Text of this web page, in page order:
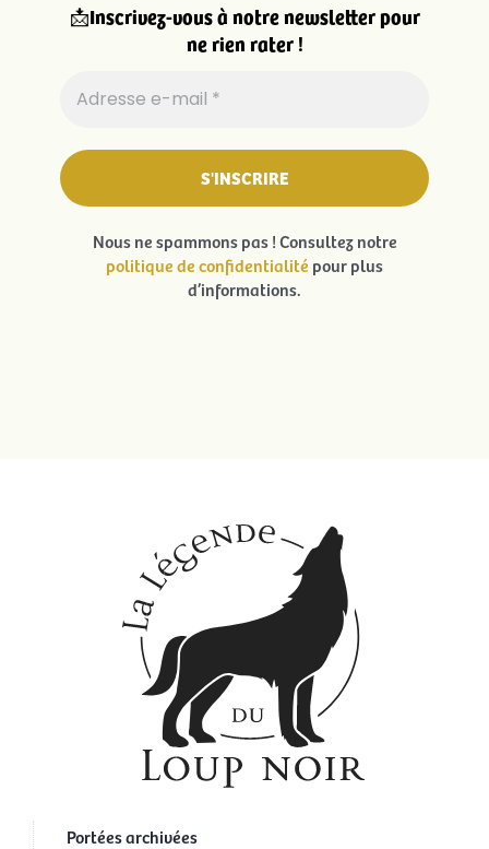
📩Inscrivez-vous à notre newsletter pour
ne rien rater !
Nous ne spammons pas ! Consultez notre
politique de confidentialité pour plus
d’informations.
Portées archivées